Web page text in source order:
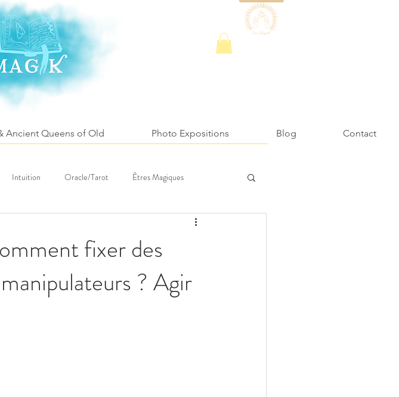
Ancient Queens of Old Photo Expositions Blog Contact
Intuition Oracle/Tarot Êtres Magiques
fixer des
? Agir